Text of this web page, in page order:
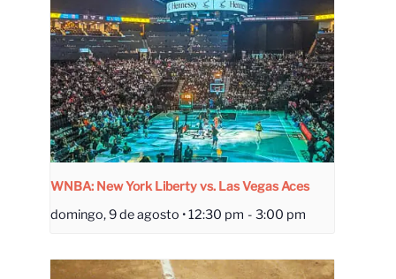
WNBA: New York Liberty vs. Las Vegas Aces
domingo, 9 de agosto • 12:30 pm - 3:00 pm